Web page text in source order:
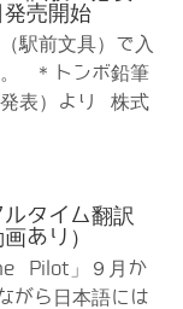
売開始
駅前文具）で入
＊トンボ鉛筆
表）より 株式
ルタイム翻訳
あり）
Pilot」９月か
がら日本語には